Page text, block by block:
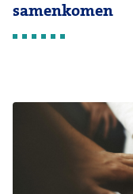
samenkomen